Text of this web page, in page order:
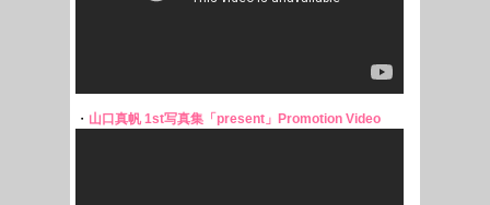
・ 山口真帆 1st写真集「present」Promotion Video